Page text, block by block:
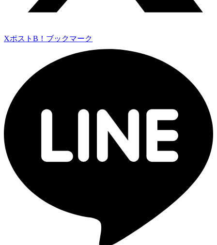
Xポスト B！ブックマーク